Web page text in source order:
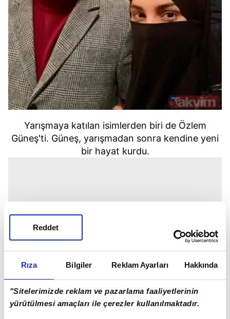
Rıza Bilgiler Reklam Ayarları Hakkında
"Sitelerimizde reklam ve pazarlama faaliyetlerinin
yürütülmesi amaçları ile çerezler kullanılmaktadır.
Reddet
Yarışmaya katılan isimlerden biri de Özlem
Güneş'ti. Güneş, yarışmadan sonra kendine yeni
bir hayat kurdu.